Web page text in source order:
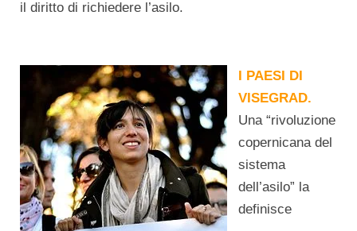
il diritto di richiedere l’asilo.
I PAESI DI
VISEGRAD.
Una “rivoluzione
copernicana del
sistema
dell’asilo” la
definisce